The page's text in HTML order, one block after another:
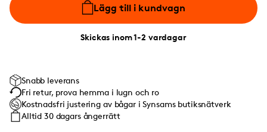
Lägg till i kundvagn
Skickas inom 1-2 vardagar
Snabb leverans
Fri retur, prova hemma i lugn och ro
Kostnadsfri justering av bågar i Synsams butiksnätverk
Alltid 30 dagars ångerrätt